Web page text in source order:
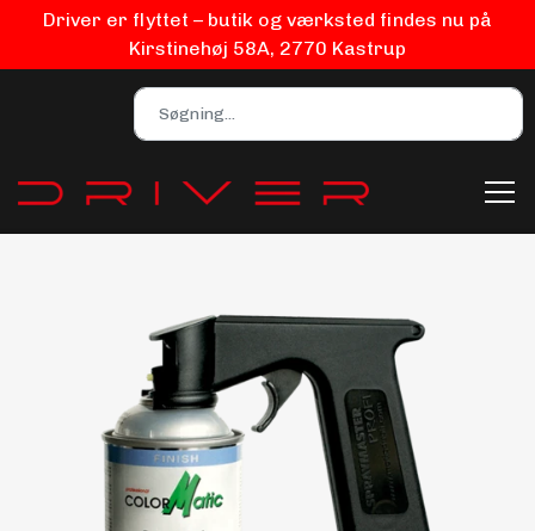
Driver er flyttet – butik og værksted findes nu på
Kirstinehøj 58A, 2770 Kastrup
Bilpleje
Biludstyr
EV Udstyr